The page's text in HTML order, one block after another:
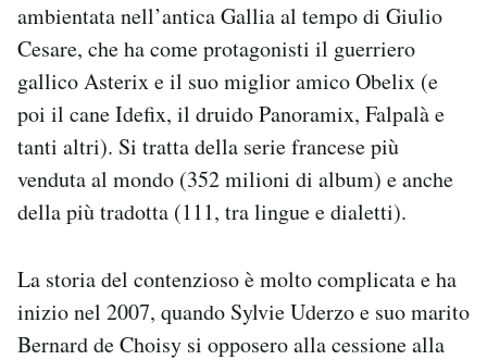
ambientata nell’antica Gallia al tempo di Giulio
Cesare, che ha come protagonisti il guerriero
gallico Asterix e il suo miglior amico Obelix (e
poi il cane Idefix, il druido Panoramix, Falpalà e
tanti altri). Si tratta della serie francese più
venduta al mondo (352 milioni di album) e anche
della più tradotta (111, tra lingue e dialetti).
La storia del contenzioso è molto complicata e ha
inizio nel 2007, quando Sylvie Uderzo e suo marito
Bernard de Choisy si opposero alla cessione alla